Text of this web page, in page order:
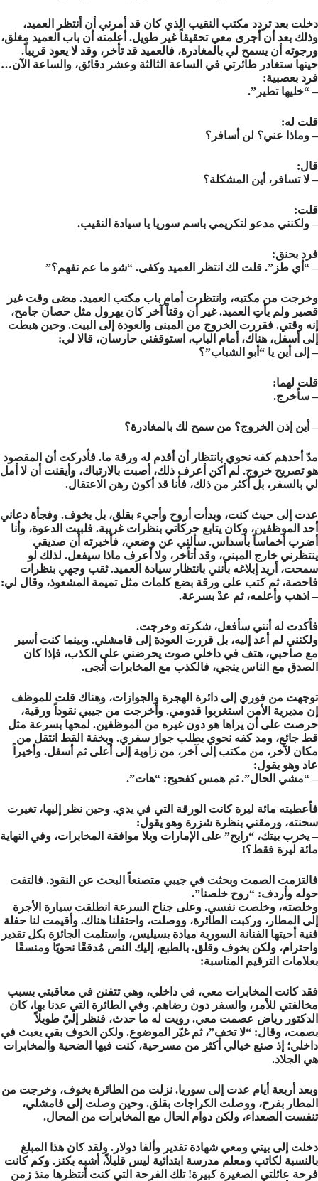
دخلت بعد تردد مكتب النقيب الذي كان قد أمرني أن أنتظر العميد،
وذلك بعد أن أجرى معي تحقيقاً غير طويل. أعلمته أن باب العميد مغلق،
ورجوته أن يسمح لي بالمغادرة، فالعميد قد تأخر، وقد لا يعود قريباً.
حينها ستغادر طائرتي في الساعة الثالثة وعشر دقائق، والساعة الآن…
فرد بعصبية:
– “خليها تطير”.
قلت له:
– وماذا عني؟ لن أسافر؟
قال:
– لا تسافر، أين المشكلة؟
قلت:
– ولكنني مدعو لتكريمي باسم سوريا يا سيادة النقيب.
فرد بحنق:
– “أي طز”. قلت لك انتظر العميد وكفى. “شو ما عم تفهم؟”
وخرجت من مكتبه، وانتظرت أمام باب مكتب العميد. مضى وقت غير
قصير ولم يأتِ العميد. غير أن وقتاً آخر كان يهرول مثل حصان جامح،
إنه وقتي. فقررت الخروج من المبنى والعودة إلى البيت. وحين هبطت
إلى أسفل، هناك، أمام الباب، استوقفني حارسان، قالا لي:
– إلى أين يا “أبو الشباب”؟
قلت لهما:
– سأخرج.
– أين إذن الخروج؟ من سمح لك بالمغادرة؟
مدّ أحدهم كفه نحوي بانتظار أن أقدم له ورقة ما. فأدركت أن المقصود
هو تصريح خروج. لم أكن أعرف ذلك، أصبت بالارتباك، وأيقنت أن لا أمل
لي بالسفر، بل أكثر من ذلك، فأنا قد أكون رهن الاعتقال.
عدت إلى حيث كنت، وبدأت أروح وأجيء بقلق، بل بخوف. وفجأة دعاني
أحد الموظفين، وكان يتابع حركاتي بنظرات غريبة. فلبيت الدعوة، وأنا
أضرب أخماساً بأسداس. سألني عن وضعي، فأخبرته أن صديقي
ينتظرني خارج المبنى، وقد أتأخر، ولا أعرف ماذا سيفعل. لذلك لو
سمحت، أريد إبلاغه بأنني بانتظار سيادة العميد. ثقب وجهي بنظرات
فاحصة، ثم كتب على ورقة بضع كلمات مثل تميمة المشعوذ، وقال لي:
– اذهب وأعلمه، ثم عدْ بسرعة.
فأكدت له أنني سأفعل، شكرته وخرجت.
ولكنني لم أعد إليه، بل قررت العودة إلى قامشلي. وبينما كنت أسير
مع صاحبي، هتف في داخلي صوت يحرضني على الكذب، فإذا كان
الصدق مع الناس ينجي، فالكذب مع المخابرات أنجى.
توجهت من فوري إلى دائرة الهجرة والجوازات، وهناك قلت للموظف
إن مديرية الأمن استغربوا قدومي. وأخرجت من جيبي نقوداً ورقية،
حرصت على أن يراها هو دون غيره من الموظفين. لمحها بسرعة مثل
قط جائع، ومد كفه نحوي يطلب جواز سفري. وبخفة القط انتقل من
مكان لآخر، من مكتب إلى آخر، من زاوية إلى أعلى ثم أسفل. وأخيراً
عاد وهو يقول:
– “مشي الحال”. ثم همس كفحيح: “هات”.
فأعطيته مائة ليرة كانت الورقة التي في يدي. وحين نظر إليها، تغيرت
سحنته، ورمقني بنظرة شزرة وهو يقول:
– يخرب بيتك، “رايح” على الإمارات وبلا موافقة المخابرات، وفي النهاية
مائة ليرة فقط؟!
فالتزمت الصمت وبحثت في جيبي متصنعاً البحث عن النقود. فالتفت
حوله وأردف: “روح خلصنا”.
وخلصته، وخلصت نفسي. وعلى جناح السرعة انطلقت سيارة الأجرة
إلى المطار، وركبت الطائرة، ووصلت، واحتفلنا هناك. وأقيمت لنا حفلة
فنية أحيتها الفنانة السورية ميادة بسيليس، واستلمت الجائزة بكل تقدير
واحترام، ولكن بخوف وقلق. بالطبع، إليك النص مُدققًا نحويًا ومنسقًا
بعلامات الترقيم المناسبة:
فقد كانت المخابرات معي، في داخلي، وهي تتفنن في معاقبتي بسبب
مخالفتي للأمر، والسفر دون رضاهم. وفي الطائرة التي عدنا بها، كان
الدكتور رياض عصمت معي. رويت له ما حدث، فنظر إليّ طويلاً
بصمت، وقال: “لا تخف”، ثم غيّر الموضوع. ولكن الخوف بقي يعبث في
داخلي؛ إذ صنع خيالي أكثر من مسرحية، كنت فيها الضحية والمخابرات
هي الجلاد.
وبعد أربعة أيام عدت إلى سوريا. نزلت من الطائرة بخوف، وخرجت من
المطار بفرح، ووصلت الكراجات بقلق. وحين وصلت إلى قامشلي،
تنفست الصعداء، ولكن دوام الحال مع المخابرات من المحال.
دخلت إلى بيتي ومعي شهادة تقدير وألفا دولار. ولقد كان هذا المبلغ
بالنسبة لكاتب ومعلم مدرسة ابتدائية ليس قليلاً، أشبه بكنز. وكم كانت
فرحة عائلتي الصغيرة كبيرة! تلك الفرحة التي كنت أنتظرها منذ زمن